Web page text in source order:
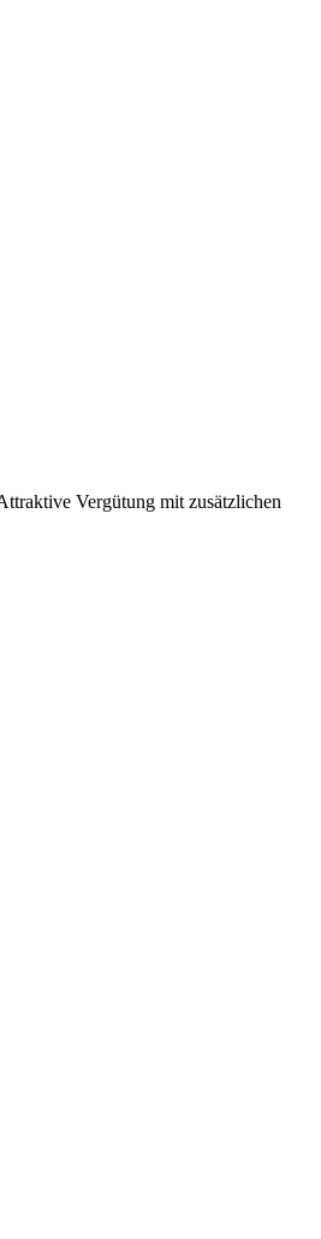
Vergütung mit zusätzlichen